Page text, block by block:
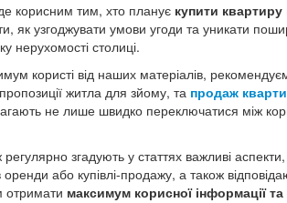
корисним тим, хто планує купити квартиру
як узгоджувати умови угоди та уникати
нерухомості столиці.
користі від наших матеріалів,
житла для зйому, та продаж
не лише швидко переключатися між
згадують у статтях важливі
оренди або купівлі-продажу, а також
отримати максимум корисної інформації